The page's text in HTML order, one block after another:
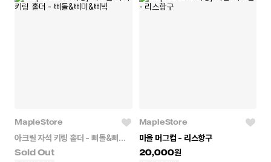
MapleStore
아크릴 자석 키링 홀더 - 삐돌&삐미&삐빅
MapleStore
마을 머그컵 - 리스항구
20,000